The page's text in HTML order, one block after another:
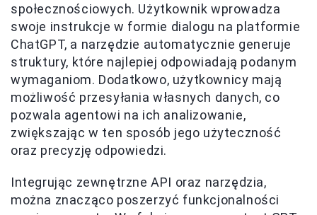
społecznościowych. Użytkownik wprowadza
swoje instrukcje w formie dialogu na platformie
ChatGPT, a narzędzie automatycznie generuje
struktury, które najlepiej odpowiadają podanym
wymaganiom. Dodatkowo, użytkownicy mają
możliwość przesyłania własnych danych, co
pozwala agentowi na ich analizowanie,
zwiększając w ten sposób jego użyteczność
oraz precyzję odpowiedzi.
Integrując zewnętrzne API oraz narzędzia,
można znacząco poszerzyć funkcjonalności